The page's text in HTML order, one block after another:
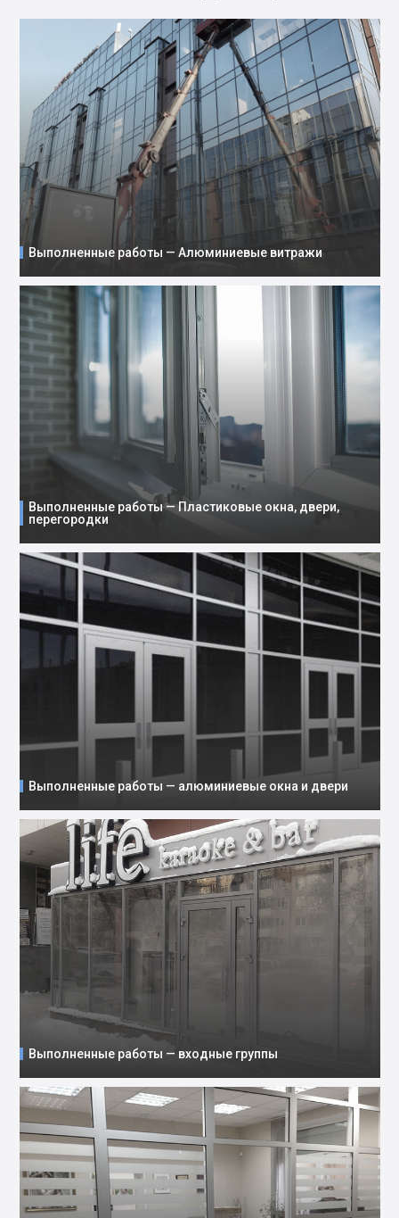
Выполненные работы — Алюминиевые витражи
Выполненные работы — Пластиковые окна, двери,
перегородки
Выполненные работы — алюминиевые окна и двери
Выполненные работы — входные группы